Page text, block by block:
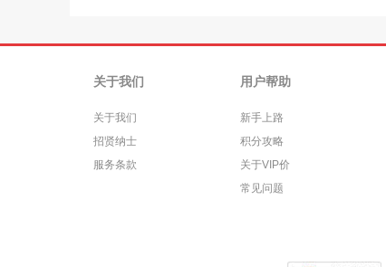
关于我们
关于我们
招贤纳士
服务条款
用户帮助
新手上路
积分攻略
关于VIP价
常见问题